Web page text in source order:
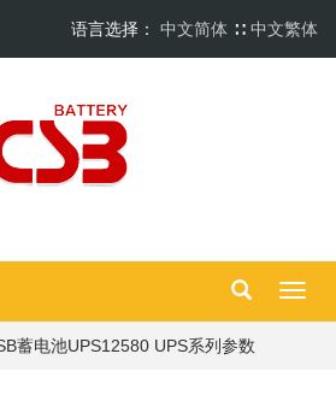
语言选择： 中文简体 ∷ 中文繁体
蓄电池UPS12580 UPS系列参数